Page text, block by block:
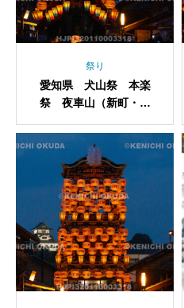
祭り
愛知県 犬山祭 本楽
祭 夜車山（新町・浦